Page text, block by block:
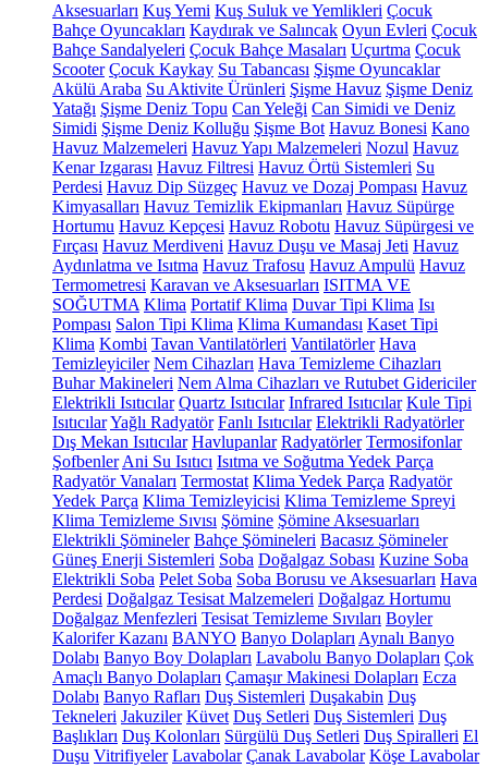
Aksesuarları Kuş Yemi Kuş Suluk ve Yemlikleri Çocuk
Bahçe Oyuncakları Kaydırak ve Salıncak Oyun Evleri Çocuk
Bahçe Sandalyeleri Çocuk Bahçe Masaları Uçurtma Çocuk
Scooter Çocuk Kaykay Su Tabancası Şişme Oyuncaklar
Akülü Araba Su Aktivite Ürünleri Şişme Havuz Şişme Deniz
Yatağı Şişme Deniz Topu Can Yeleği Can Simidi ve Deniz
Simidi Şişme Deniz Kolluğu Şişme Bot Havuz Bonesi Kano
Havuz Malzemeleri Havuz Yapı Malzemeleri Nozul Havuz
Kenar Izgarası Havuz Filtresi Havuz Örtü Sistemleri Su
Perdesi Havuz Dip Süzgeç Havuz ve Dozaj Pompası Havuz
Kimyasalları Havuz Temizlik Ekipmanları Havuz Süpürge
Hortumu Havuz Kepçesi Havuz Robotu Havuz Süpürgesi ve
Fırçası Havuz Merdiveni Havuz Duşu ve Masaj Jeti Havuz
Aydınlatma ve Isıtma Havuz Trafosu Havuz Ampulü Havuz
Termometresi Karavan ve Aksesuarları ISITMA VE
SOĞUTMA Klima Portatif Klima Duvar Tipi Klima Isı
Pompası Salon Tipi Klima Klima Kumandası Kaset Tipi
Klima Kombi Tavan Vantilatörleri Vantilatörler Hava
Temizleyiciler Nem Cihazları Hava Temizleme Cihazları
Buhar Makineleri Nem Alma Cihazları ve Rutubet Gidericiler
Elektrikli Isıtıcılar Quartz Isıtıcılar Infrared Isıtıcılar Kule Tipi
IsıtıcılarYağlı Radyatör Fanlı Isıtıcılar Elektrikli Radyatörler
Dış Mekan Isıtıcılar Havlupanlar Radyatörler Termosifonlar
Şofbenler Ani Su Isıtıcı Isıtma ve Soğutma Yedek Parça
Radyatör Vanaları Termostat Klima Yedek Parça Radyatör
Yedek Parça Klima Temizleyicisi Klima Temizleme Spreyi
Klima Temizleme Sıvısı Şömine Şömine Aksesuarları
Elektrikli Şömineler Bahçe Şömineleri Bacasız Şömineler
Güneş Enerji Sistemleri Soba Doğalgaz Sobası Kuzine Soba
Elektrikli Soba Pelet Soba Soba Borusu ve Aksesuarları Hava
Perdesi Doğalgaz Tesisat Malzemeleri Doğalgaz Hortumu
Doğalgaz Menfezleri Tesisat Temizleme Sıvıları Boyler
Kalorifer Kazanı BANYO Banyo Dolapları Aynalı Banyo
Dolabı Banyo Boy Dolapları Lavabolu Banyo Dolapları Çok
Amaçlı Banyo Dolapları Çamaşır Makinesi Dolapları Ecza
Dolabı Banyo Rafları Duş Sistemleri Duşakabin Duş
Tekneleri Jakuziler Küvet Duş Setleri Duş Sistemleri Duş
Başlıkları Duş Kolonları Sürgülü Duş Setleri Duş Spiralleri El
Duşu Vitrifiyeler Lavabolar Çanak Lavabolar Köşe Lavabolar